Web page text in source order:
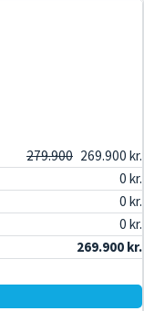
279.900 269.900 kr.
0 kr.
0 kr.
0 kr.
269.900 kr.